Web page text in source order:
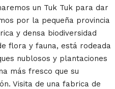
un Tuk Tuk para dar
por la pequeña provincia
y densa biodiversidad
flora y fauna, está rodeada
nublosos y plantaciones
más fresco que su
Visita de una fabrica de